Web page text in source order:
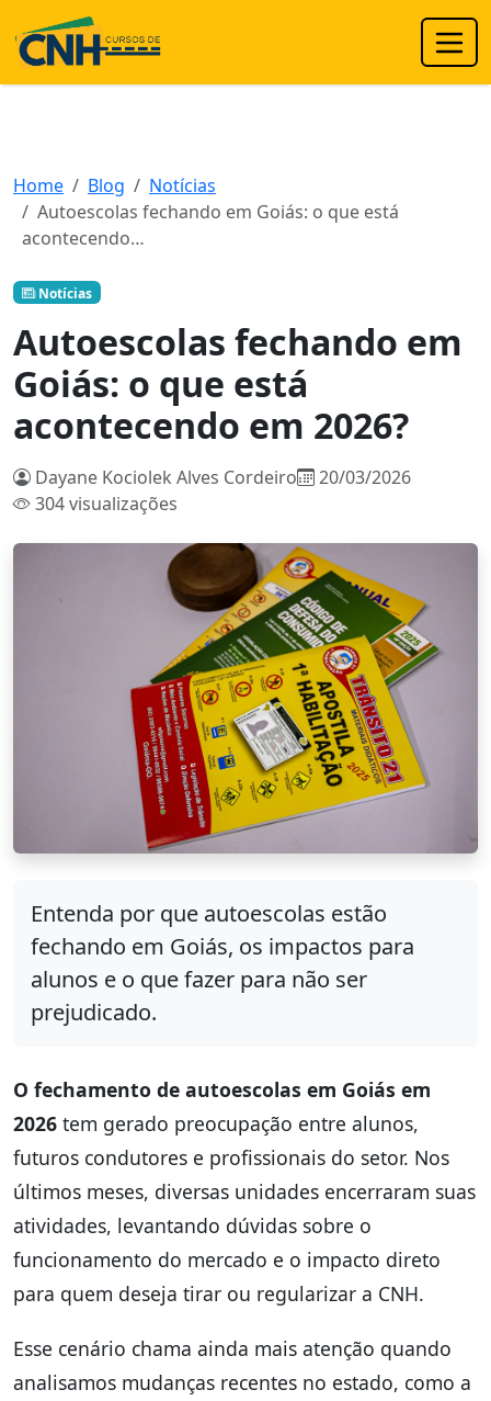
Home Blog
Notícias
Autoescolas fechando em Goiás: o que está
acontecendo…
Notícias
Autoescolas fechando em
Goiás: o que está
acontecendo em 2026?
Dayane Kociolek Alves Cordeiro
20/03/2026
304 visualizações
Entenda por que autoescolas estão
fechando em Goiás, os impactos para
alunos e o que fazer para não ser
prejudicado.
O fechamento de autoescolas em Goiás em
2026 tem gerado preocupação entre alunos,
futuros condutores e profissionais do setor. Nos
últimos meses, diversas unidades encerraram suas
atividades, levantando dúvidas sobre o
funcionamento do mercado e o impacto direto
para quem deseja tirar ou regularizar a CNH.
Esse cenário chama ainda mais atenção quando
analisamos mudanças recentes no estado, como a